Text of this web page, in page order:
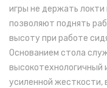
игры не держать
позволяют поднять
высоту при работе
Основанием стола
высокотехнологичный
усиленной жесткости,